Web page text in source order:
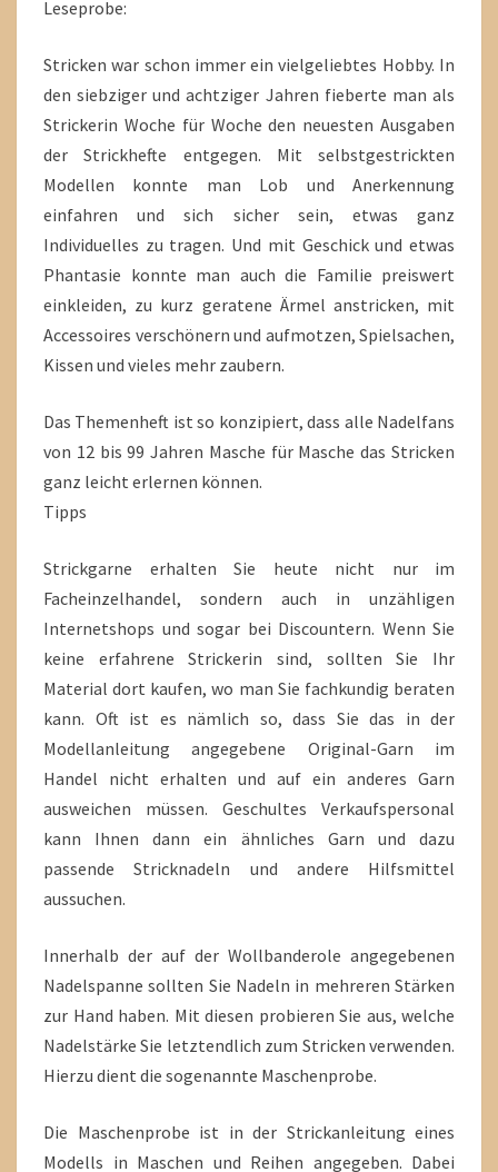
Leseprobe:
Stricken war schon immer ein vielgeliebtes Hobby. In
den siebziger und achtziger Jahren fieberte man als
Strickerin Woche für Woche den neuesten Ausgaben
der Strickhefte entgegen. Mit selbstgestrickten
Modellen konnte man Lob und Anerkennung
einfahren und sich sicher sein, etwas ganz
Individuelles zu tragen. Und mit Geschick und etwas
Phantasie konnte man auch die Familie preiswert
einkleiden, zu kurz geratene Ärmel anstricken, mit
Accessoires verschönern und aufmotzen, Spielsachen,
Kissen und vieles mehr zaubern.
Das Themenheft ist so konzipiert, dass alle Nadelfans
von 12 bis 99 Jahren Masche für Masche das Stricken
ganz leicht erlernen können.
Tipps
Strickgarne erhalten Sie heute nicht nur im
Facheinzelhandel, sondern auch in unzähligen
Internetshops und sogar bei Discountern. Wenn Sie
keine erfahrene Strickerin sind, sollten Sie Ihr
Material dort kaufen, wo man Sie fachkundig beraten
kann. Oft ist es nämlich so, dass Sie das in der
Modellanleitung angegebene Original-Garn im
Handel nicht erhalten und auf ein anderes Garn
ausweichen müssen. Geschultes Verkaufspersonal
kann Ihnen dann ein ähnliches Garn und dazu
passende Stricknadeln und andere Hilfsmittel
aussuchen.
Innerhalb der auf der Wollbanderole angegebenen
Nadelspanne sollten Sie Nadeln in mehreren Stärken
zur Hand haben. Mit diesen probieren Sie aus, welche
Nadelstärke Sie letztendlich zum Stricken verwenden.
Hierzu dient die sogenannte Maschenprobe.
Die Maschenprobe ist in der Strickanleitung eines
Modells in Maschen und Reihen angegeben. Dabei